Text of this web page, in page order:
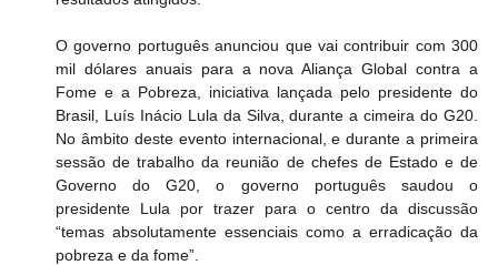
O governo português anunciou que vai contribuir com 300
mil dólares anuais para a nova Aliança Global contra a
Fome e a Pobreza, iniciativa lançada pelo presidente do
Brasil, Luís Inácio Lula da Silva, durante a cimeira do G20.
No âmbito deste evento internacional, e durante a primeira
sessão de trabalho da reunião de chefes de Estado e de
Governo do G20, o governo português saudou o
presidente Lula por trazer para o centro da discussão
“temas absolutamente essenciais como a erradicação da
pobreza e da fome”.